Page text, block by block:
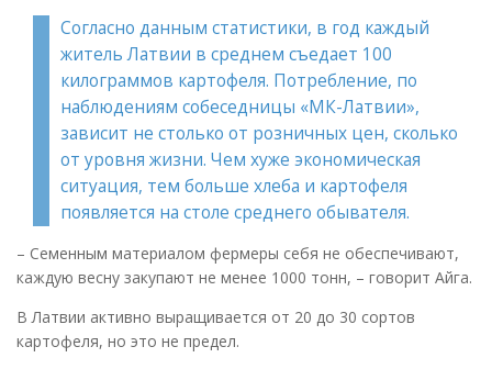
Согласно данным статистики, в год каждый
житель Латвии в среднем съедает 100
килограммов картофеля. Потребление, по
наблюдениям собеседницы «МК-Латвии»,
зависит не столько от розничных цен, сколько
от уровня жизни. Чем хуже экономическая
ситуация, тем больше хлеба и картофеля
появляется на столе среднего обывателя.
– Семенным материалом фермеры себя не обеспечивают,
каждую весну закупают не менее 1000 тонн, – говорит Айга.
В Латвии активно выращивается от 20 до 30 сортов
картофеля, но это не предел.